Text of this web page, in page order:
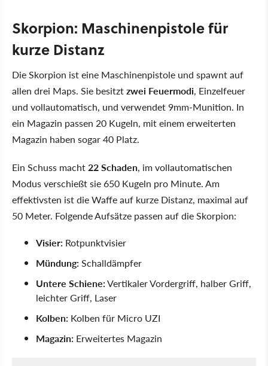
Skorpion: Maschinenpistole für
kurze Distanz
Die Skorpion ist eine Maschinenpistole und spawnt auf
allen drei Maps. Sie besitztzwei Feuermodi, Einzelfeuer
und vollautomatisch, und verwendet 9mm-Munition. In
ein Magazin passen 20 Kugeln, mit einem erweiterten
Magazin haben sogar 40 Platz.
Ein Schuss macht 22 Schaden, im vollautomatischen
Modus verschießt sie 650 Kugeln pro Minute. Am
effektivsten ist die Waffe auf kurze Distanz, maximal auf
50 Meter. Folgende Aufsätze passen auf die Skorpion:
Visier: Rotpunktvisier
Mündung:Schalldämpfer
Untere Schiene:Vertikaler Vordergriff, halber Griff,
leichter Griff, Laser
Kolben: Kolben für Micro UZI
Magazin: Erweitertes Magazin